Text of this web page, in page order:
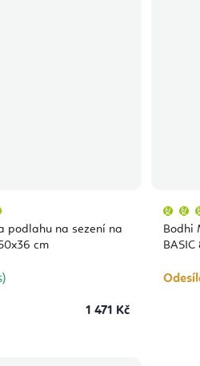
podlahu na sezení na
cm
produktu
je
5,0
hvězdiček.
1 471 Kč
Bodhi